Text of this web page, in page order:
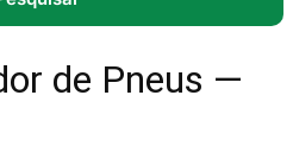
de Pneus —